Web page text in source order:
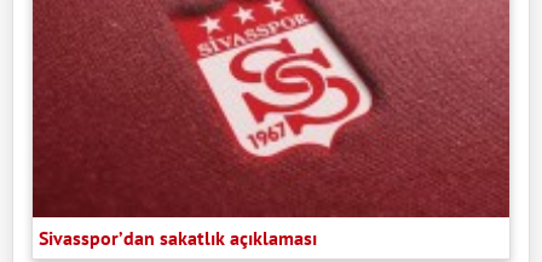
Sivasspor’dan sakatlık açıklaması